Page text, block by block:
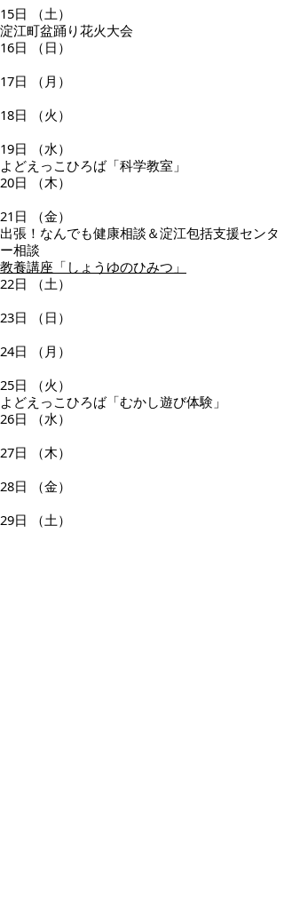
15日
（土）
淀江町盆踊り花火大会
16日
（日）
17日
（月）
18日
（火）
19日
（水）
よどえっこひろば「科学教室」
20日
（木）
21日
（金）
出張！なんでも健康相談＆淀江包括支援センタ
ー相談
教養講座「しょうゆのひみつ」
22日
（土）
23日
（日）
24日
（月）
25日
（火）
よどえっこひろば「むかし遊び体験」
26日
（水）
27日
（木）
28日
（金）
29日
（土）